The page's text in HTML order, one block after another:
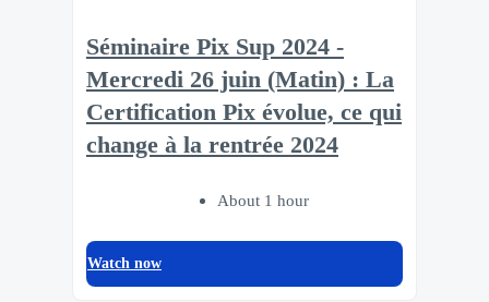
Séminaire Pix Sup 2024 -
Mercredi 26 juin (Matin) : La
Certification Pix évolue, ce qui
change à la rentrée 2024
About 1 hour
Watch now